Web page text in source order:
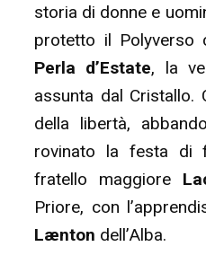
storia di donne e
protetto il Polyverso
Perla d’Estate, la
assunta dal Cristallo.
della libertà,
rovinato la festa di
fratello maggiore
Priore, con
Lænton dell’Alba.